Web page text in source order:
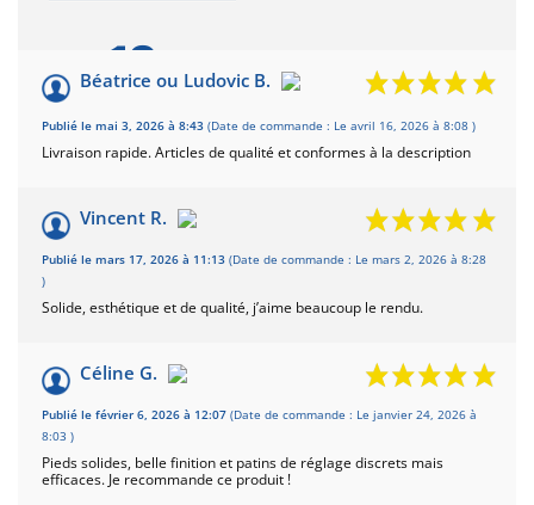
10/10
Basé sur 4 avis
Béatrice ou Ludovic B.
Publié le mai 3, 2026 à 8:43 (Date de commande : Le avril 16, 2026 à 8:08 )
Livraison rapide. Articles de qualité et conformes à la description
Vincent R.
Publié le mars 17, 2026 à 11:13 (Date de commande : Le mars 2, 2026 à 8:28
)
Solide, esthétique et de qualité, j’aime beaucoup le rendu.
Céline G.
Publié le février 6, 2026 à 12:07 (Date de commande : Le janvier 24, 2026 à
8:03 )
Pieds solides, belle finition et patins de réglage discrets mais
efficaces. Je recommande ce produit !